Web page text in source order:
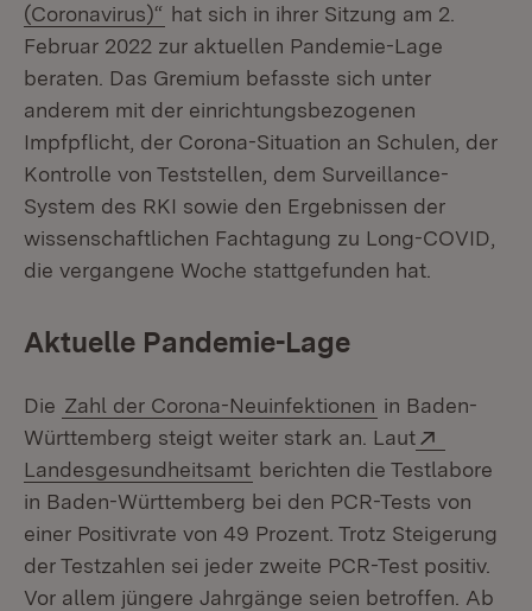
(Coronavirus)“ hat sich in ihrer Sitzung am 2.
Februar 2022 zur aktuellen Pandemie-Lage
beraten. Das Gremium befasste sich unter
anderem mit der einrichtungsbezogenen
Impfpflicht, der Corona-Situation an Schulen, der
Kontrolle von Teststellen, dem Surveillance-
System des RKI sowie den Ergebnissen der
wissenschaftlichen Fachtagung zu Long-COVID,
die vergangene Woche stattgefunden hat.
Aktuelle Pandemie-Lage
Die Zahl der Corona-Neuinfektionen in Baden-
Württemberg steigt weiter stark an. Laut
Landesgesundheitsamt (Öffnet in neuem Fenster)
berichten die Testlabore
in Baden-Württemberg bei den PCR-Tests von
einer Positivrate von 49 Prozent. Trotz Steigerung
der Testzahlen sei jeder zweite PCR-Test positiv.
Vor allem jüngere Jahrgänge seien betroffen. Ab